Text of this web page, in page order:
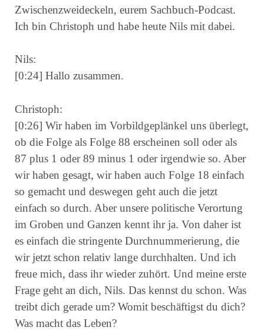
Zwischenzweideckeln, eurem Sachbuch-Podcast.
Ich bin Christoph und habe heute Nils mit dabei.
Nils:
[0:24] Hallo zusammen.
Christoph:
[0:26] Wir haben im Vorbildgeplänkel uns überlegt,
ob die Folge als Folge 88 erscheinen soll oder als
87 plus 1 oder 89 minus 1 oder irgendwie so. Aber
wir haben gesagt, wir haben auch Folge 18 einfach
so gemacht und deswegen geht auch die jetzt
einfach so durch. Aber unsere politische Verortung
im Groben und Ganzen kennt ihr ja. Von daher ist
es einfach die stringente Durchnummerierung, die
wir jetzt schon relativ lange durchhalten. Und ich
freue mich, dass ihr wieder zuhört. Und meine erste
Frage geht an dich, Nils. Das kennst du schon. Was
treibt dich gerade um? Womit beschäftigst du dich?
Was macht das Leben?